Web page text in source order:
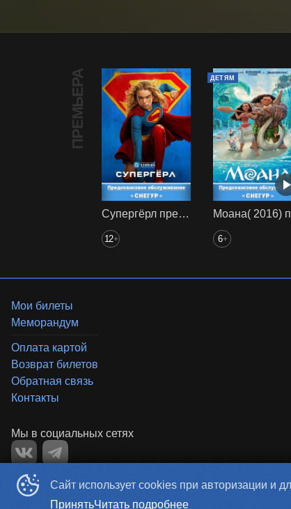
ПРЕМЬЕРА
Супергёрл предс. обсл. Снегур
12+
ДЕТЯМ
6+
Сайт использует cookies при авторизации и
ПринятьЧитать подробнее
Мои билеты
Меморандум
Оплата картой
Возврат билетов
Обратная связь
Контакты
«‎SKYCINEMA»©2019-2026
Powered byp24.app